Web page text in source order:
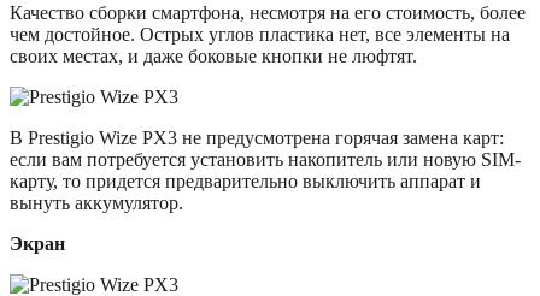
Качество сборки смартфона, несмотря на его стоимость, более
чем достойное. Острых углов пластика нет, все элементы на
своих местах, и даже боковые кнопки не люфтят.
В Prestigio Wize PX3 не предусмотрена горячая замена карт:
если вам потребуется установить накопитель или новую SIM-
карту, то придется предварительно выключить аппарат и
вынуть аккумулятор.
Экран